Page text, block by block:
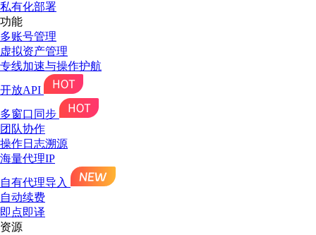
私有化部署
功能
多账号管理
虚拟资产管理
专线加速与操作护航
开放API
多窗口同步
团队协作
操作日志溯源
海量代理IP
自有代理导入
自动续费
即点即译
资源